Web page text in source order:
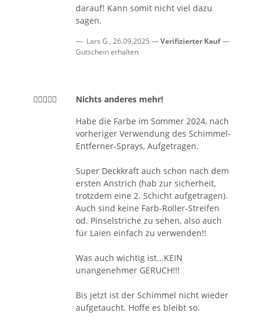
darauf! Kann somit nicht viel dazu
sagen.
Lars G , 26.09.2025
Verifizierter Kauf
Gutschein erhalten
Nichts anderes mehr!
Habe die Farbe im Sommer 2024, nach
vorheriger Verwendung des Schimmel-
Entferner-Sprays, Aufgetragen.
Super Deckkraft auch schon nach dem
ersten Anstrich (hab zur sicherheit,
trotzdem eine 2. Schicht aufgetragen).
Auch sind keine Farb-Roller-Streifen
od. Pinselstriche zu sehen, also auch
für Laien einfach zu verwenden!!
Was auch wichtig ist...KEIN
unangenehmer GERUCH!!!
Bis jetzt ist der Schimmel nicht wieder
aufgetaucht. Hoffe es bleibt so.